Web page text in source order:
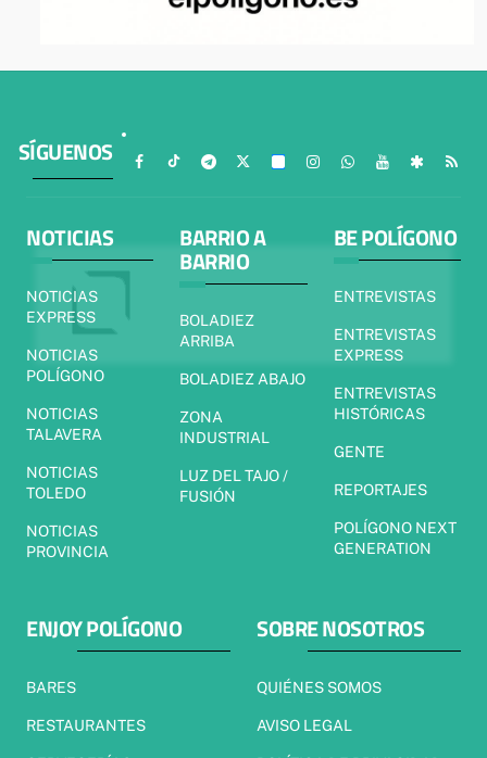
SÍGUENOS
NOTICIAS
NOTICIAS
EXPRESS
NOTICIAS
POLÍGONO
NOTICIAS
TALAVERA
NOTICIAS
TOLEDO
NOTICIAS
PROVINCIA
BARRIO A
BARRIO
BOLADIEZ
ARRIBA
BOLADIEZ ABAJO
ZONA
INDUSTRIAL
LUZ DEL TAJO /
FUSIÓN
BE POLÍGONO
ENTREVISTAS
ENTREVISTAS
EXPRESS
ENTREVISTAS
HISTÓRICAS
GENTE
REPORTAJES
POLÍGONO NEXT
GENERATION
ENJOY POLÍGONO
BARES
RESTAURANTES
SOBRE NOSOTROS
QUIÉNES SOMOS
AVISO LEGAL